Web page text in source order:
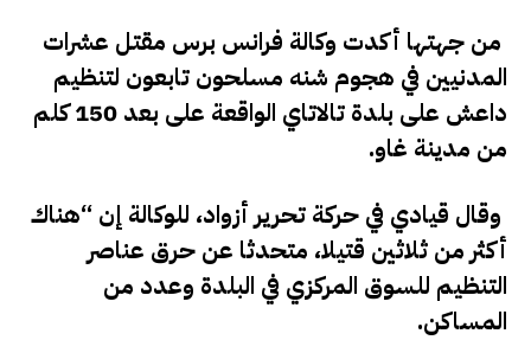
من جهتها أكدت وكالة فرانس برس مقتل عشرات
المدنيين في هجوم شنه مسلحون تابعون لتنظيم
داعش على بلدة تالاتاي الواقعة على بعد 150 كلم
من مدينة غاو.
وقال قيادي في حركة تحرير أزواد، للوكالة إن “هناك
أكثر من ثلاثين قتيلا، متحدثا عن حرق عناصر
التنظيم للسوق المركزي في البلدة وعدد من
المساكن.